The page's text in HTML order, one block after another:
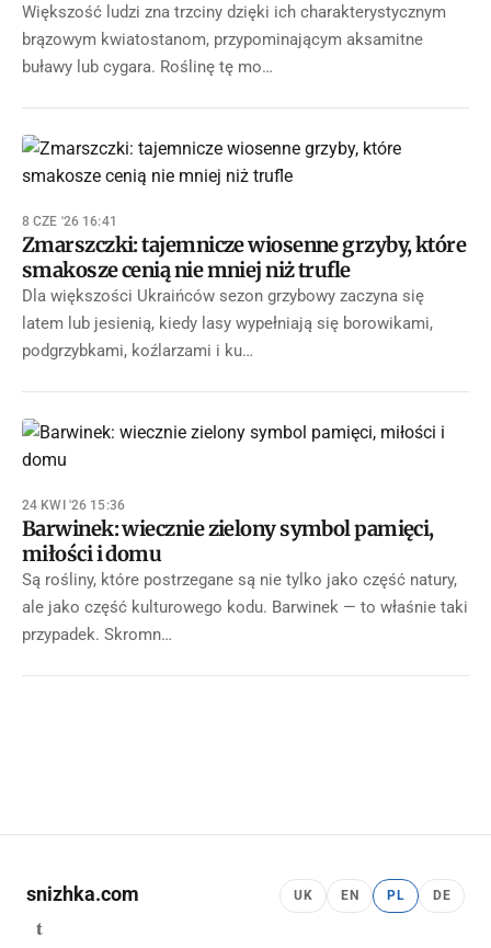
Większość ludzi zna trzciny dzięki ich charakterystycznym
brązowym kwiatostanom, przypominającym aksamitne
buławy lub cygara. Roślinę tę mo…
8 CZE '26 16:41
Zmarszczki: tajemnicze wiosenne grzyby, które
smakosze cenią nie mniej niż trufle
Dla większości Ukraińców sezon grzybowy zaczyna się
latem lub jesienią, kiedy lasy wypełniają się borowikami,
podgrzybkami, koźlarzami i ku…
24 KWI '26 15:36
Barwinek: wiecznie zielony symbol pamięci,
miłości i domu
Są rośliny, które postrzegane są nie tylko jako część natury,
ale jako część kulturowego kodu. Barwinek — to właśnie taki
przypadek. Skromn…
snizhka.com
t
UK EN PL DE